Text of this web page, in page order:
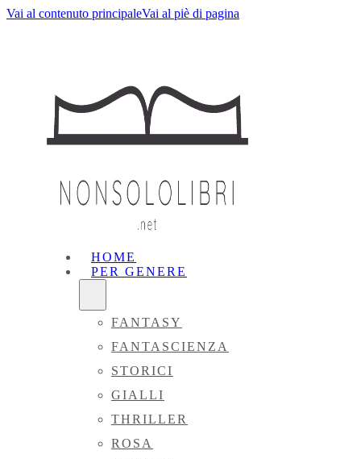
Vai al contenuto principaleVai al piè di pagina
HOME
PER GENERE
FANTASY
FANTASCIENZA
STORICI
GIALLI
THRILLER
ROSA